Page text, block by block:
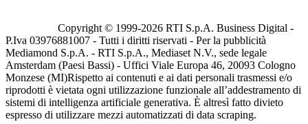
Copyright © 1999-2026 RTI S.p.A. Business Digital -
P.Iva 03976881007 - Tutti i diritti riservati - Per la pubblicità
Mediamond S.p.A. - RTI S.p.A., Mediaset N.V., sede legale
Amsterdam (Paesi Bassi) - Uffici Viale Europa 46, 20093 Cologno
Monzese (MI)Rispetto ai contenuti e ai dati personali trasmessi e/o
riprodotti è vietata ogni utilizzazione funzionale all’addestramento di
sistemi di intelligenza artificiale generativa. È altresì fatto divieto
espresso di utilizzare mezzi automatizzati di data scraping.